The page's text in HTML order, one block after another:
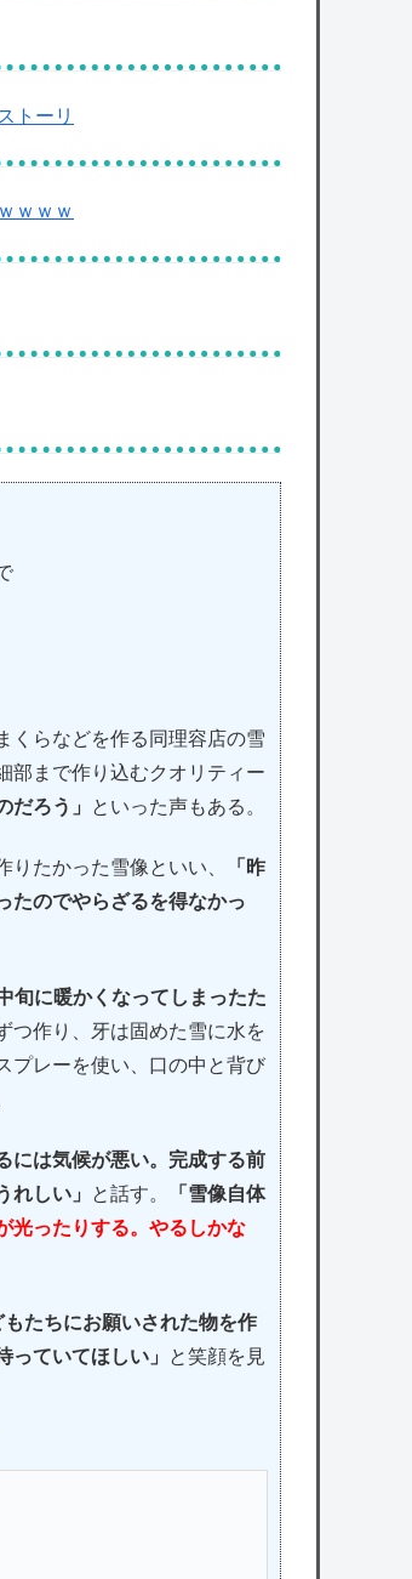
トーリ
ｗｗｗ
くらなどを作る同理容店の雪
部まで作り込むクオリティー
だろう」 といった声もある。
たかった雪像といい、
「昨
たのでやらざるを得なかっ
旬に暖かくなってしまったた
つ作り、牙は固めた雪に水を
プレーを使い、口の中と背び
には気候が悪い。完成する前
しい」
と話す。
「雪像自体
光ったりする。やるしかな
もたちにお願いされた物を作
ていてほしい」
と笑顔を見